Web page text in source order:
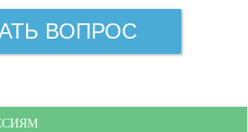
ВОПРОС